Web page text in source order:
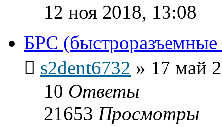
12 ноя 2018, 13:08
БРС (быстроразъемные
s2dent6732 » 17 май
10 Ответы
21653 Просмотры